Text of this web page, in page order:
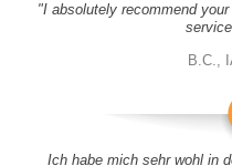
"I absolutely recommend
B.C.,
Ich habe mich sehr wohl in